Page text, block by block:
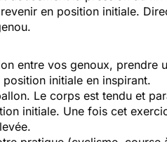
en position initiale.
entre vos genoux, prendre
initiale en inspirant.
Le corps est tendu et
initiale. Une fois cet